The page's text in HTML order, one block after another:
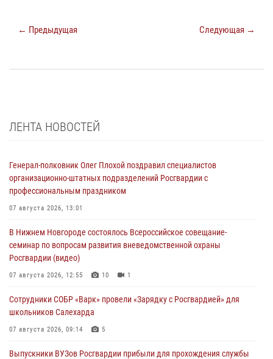
← Предыдущая Следующая →
ЛЕНТА НОВОСТЕЙ
Генерал-полковник Олег Плохой поздравил специалистов
организационно-штатных подразделений Росгвардии с
профессиональным праздником
07 августа 2026, 13:01
В Нижнем Новгороде состоялось Всероссийское совещание-
семинар по вопросам развития вневедомственной охраны
Росгвардии (видео)
07 августа 2026, 12:55 10 1
Сотрудники СОБР «Варк» провели «Зарядку с Росгвардией» для
школьников Салехарда
07 августа 2026, 09:14 5
Выпускники ВУЗов Росгвардии прибыли для прохождения службы